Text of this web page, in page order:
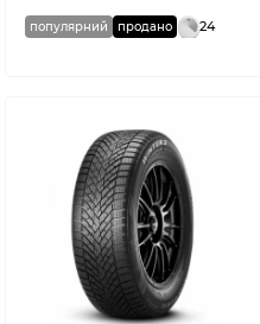
популярний продано 24